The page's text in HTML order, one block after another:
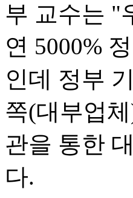
부 교수는 "
연 5000%
인데 정부
쪽(대부업
관을 통한
다.